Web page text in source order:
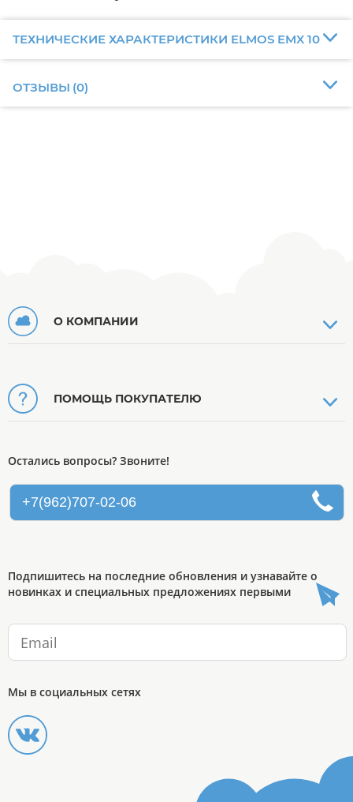
ТЕХНИЧЕСКИЕ ХАРАКТЕРИСТИКИ ELMOS EMX 10
ОТЗЫВЫ (0)
О КОМПАНИИ
ПОМОЩЬ ПОКУПАТЕЛЮ
Остались вопросы? Звоните!
+7(962)707-02-06
Подпишитесь на последние обновления и узнавайте о
новинках и специальных предложениях первыми
Мы в социальных сетях